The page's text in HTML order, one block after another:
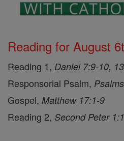
Reading for August
Reading 1, Daniel 7:9-10,
Responsorial Psalm,
Gospel, Matthew 17:1-9
Reading 2, Second Peter